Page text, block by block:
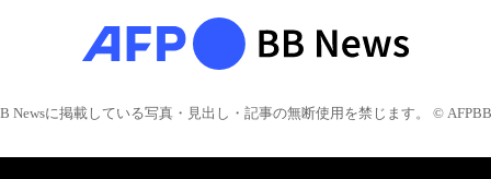
Newsに掲載している写真・見出し・記事の無断使用を禁じます。 © AFPBB